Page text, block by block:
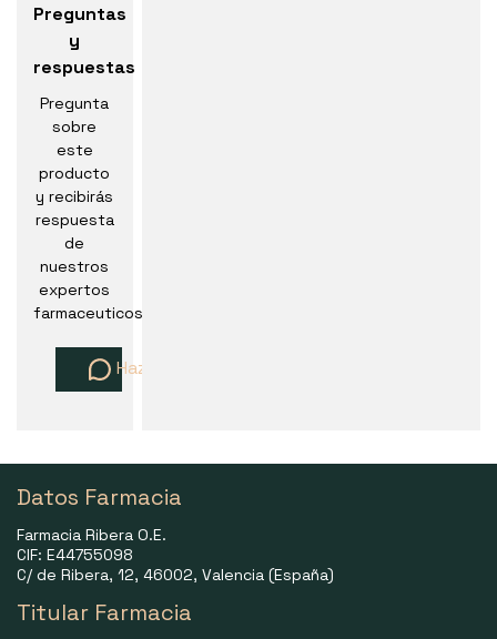
Preguntas
y
respuestas
Pregunta
sobre
este
producto
y recibirás
respuesta
de
nuestros
expertos
farmaceuticos
Haz una pregunta
Datos Farmacia
Farmacia Ribera O.E.
CIF: E44755098
C/ de Ribera, 12, 46002, Valencia (España)
Titular Farmacia